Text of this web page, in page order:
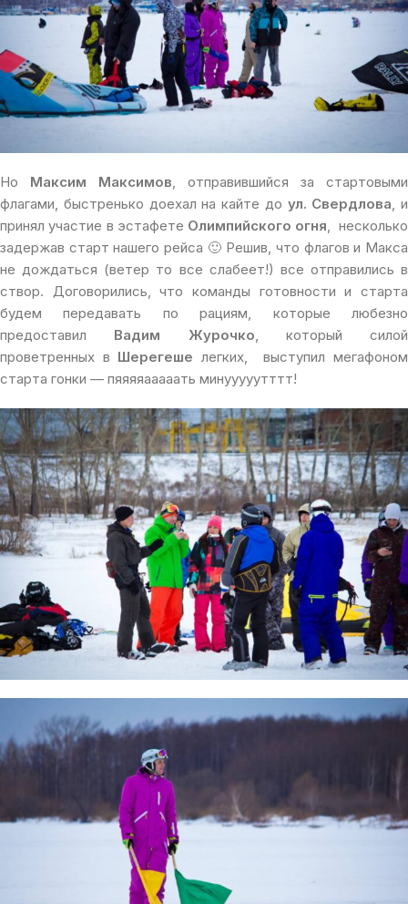
Но Максим Максимов, отправившийся за стартовыми
флагами, быстренько доехал на кайте до ул. Свердлова, и
принял участие в эстафете Олимпийского огня, несколько
задержав старт нашего рейса 🙂 Решив, что флагов и Макса
не дождаться (ветер то все слабеет!) все отправились в
створ. Договорились, что команды готовности и старта
будем передавать по рациям, которые любезно
предоставил Вадим Журочко, который силой
проветренных в Шерегеше легких, выступил мегафоном
старта гонки — пяяяяааааать минууууутттт!